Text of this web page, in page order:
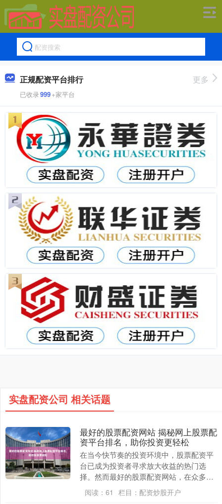
正规配资平台排行
已收录999+家平台
更多
实盘配资公司 相关话题
最好的股票配资网站 揭秘网上股票配
资平台排名，助你投资更轻松
在当今快节奏的投资环境中，股票配资平
台已成为投资者寻求放大收益的热门选
择。然而最好的股票配资网站，在众多平
台中找到最可靠和最有效的平台可能是一
项艰巨的任务。 *....
阅读： 61 栏目： 配资炒股开户